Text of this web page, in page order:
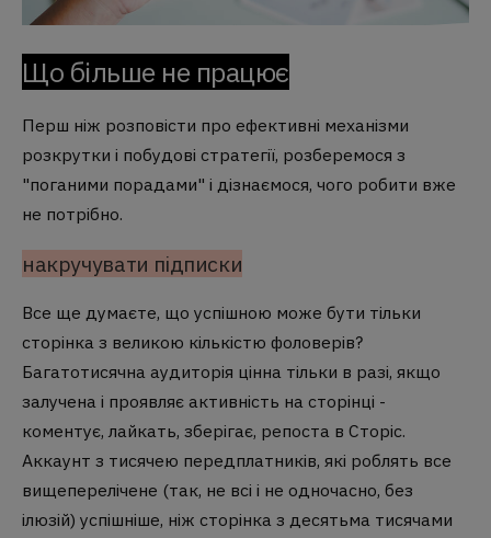
Що більше не працює
Перш ніж розповісти про ефективні механізми
розкрутки і побудові стратегії, розберемося з
"поганими порадами" і дізнаємося, чого робити вже
не потрібно.
накручувати підписки
Все ще думаєте, що успішною може бути тільки
сторінка з великою кількістю фоловерів?
Багатотисячна аудиторія цінна тільки в разі, якщо
залучена і проявляє активність на сторінці -
коментує, лайкать, зберігає, репоста в Сторіс.
Аккаунт з тисячею передплатників, які роблять все
вищеперелічене (так, не всі і не одночасно, без
ілюзій) успішніше, ніж сторінка з десятьма тисячами